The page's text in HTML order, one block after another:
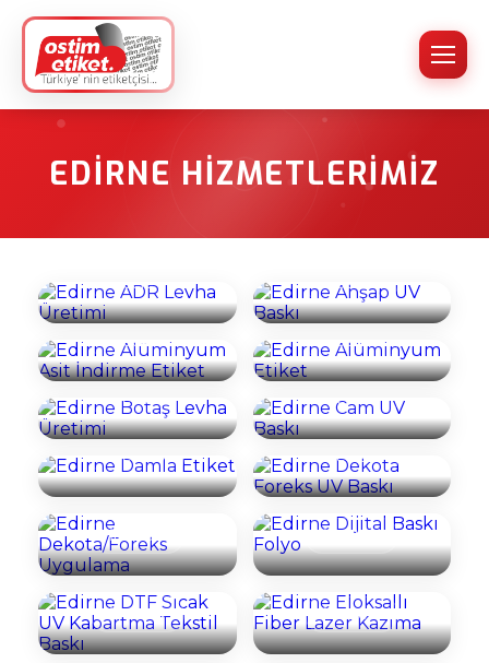
EDIRNE HIZMETLERIMIZ
Üretimi
İncele
Baskı
İncele
İndirme Etiket
İncele
Etiket
İncele
Levha Üretimi
İncele
Baskı
İncele
Etiket
İncele
Foreks UV Baskı
İncele
Dekota/Foreks
Uygulama
İncele
Edirne Dijital
Baskı Folyo
İncele
Edirne DTF Sıcak
UV Kabartma
Tekstil Baskı
İncele
Edirne Eloksallı
Fiber Lazer
Kazıma
İncele
Edirne Ges Levha
Üretimi
Edirne Hologram
Etiket
Edirne İç Mekan